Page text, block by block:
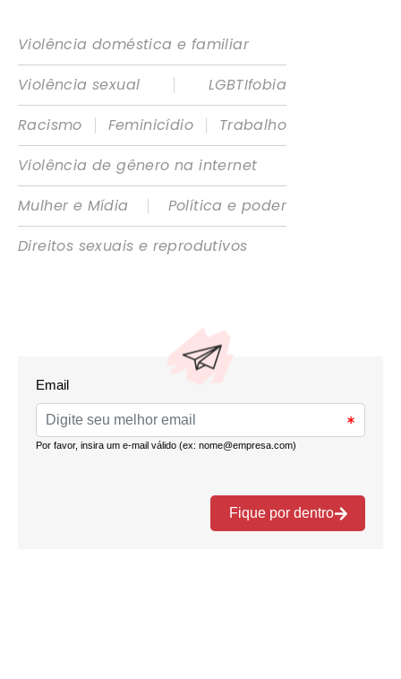
Violência doméstica e familiar
Violência sexual
|
LGBTIfobia
Racismo
| Feminicídio |
Trabalho
Violência de gênero na internet
Mulher e Mídia
|
Política e poder
Direitos sexuais e reprodutivos